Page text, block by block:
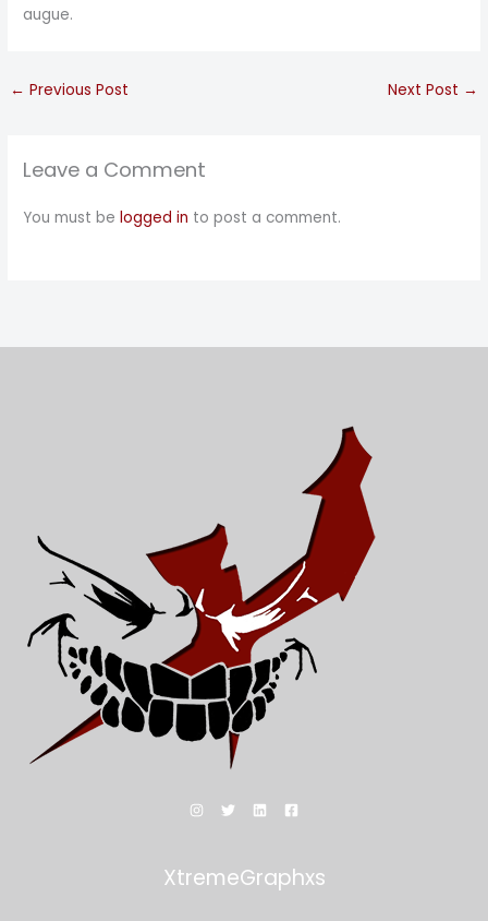
augue.
← Previous Post Next Post →
Leave a Comment
You must belogged in to post a comment.
XtremeGraphxs